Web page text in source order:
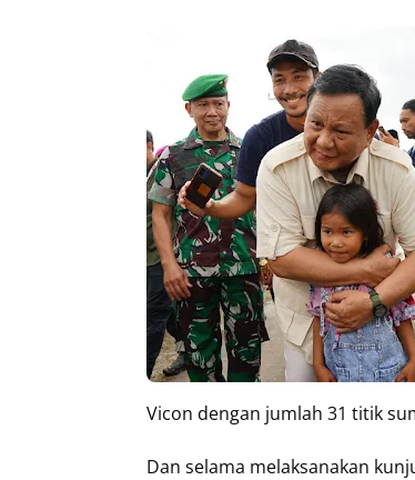
Vicon dengan jumlah 31 titik
Dan selama melaksanakan